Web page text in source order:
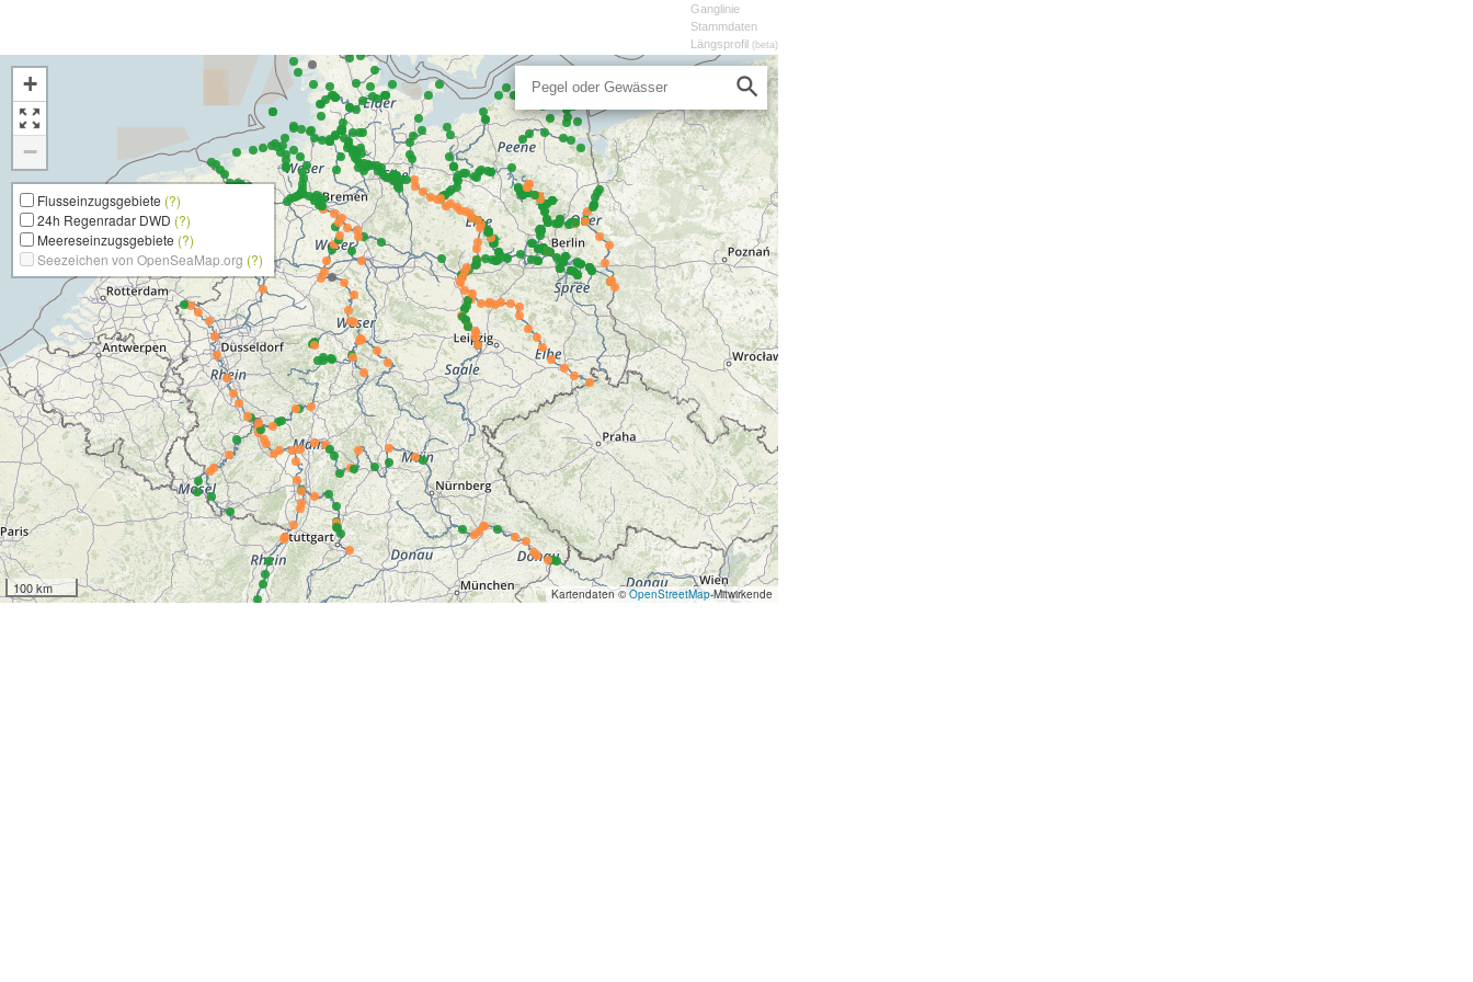
Ganglinie
Stammdaten
Längsprofil (beta)
+
−
Flusseinzugsgebiete (?)
24h Regenradar DWD (?)
Meereseinzugsgebiete (?)
Seezeichen von OpenSeaMap.org (?)
100 km Kartendaten ©OpenStreetMap-Mitwirkende